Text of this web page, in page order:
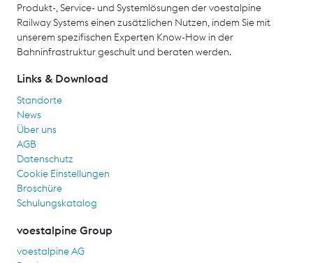
Produkt-, Service- und Systemlösungen der voestalpine
Railway Systems einen zusätzlichen Nutzen, indem Sie mit
unserem spezifischen Experten Know-How in der
Bahninfrastruktur geschult und beraten werden.
Links & Download
Standorte
News
Über uns
AGB
Datenschutz
Cookie Einstellungen
Broschüre
Schulungskatalog
voestalpine Group
voestalpine AG